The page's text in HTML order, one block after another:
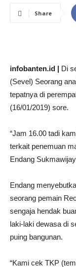
Share
infobanten.id | Di
(Sevel) Seorang
tepatnya di
(16/01/2019) sore.
“Jam 16.00 tadi
terkait penemuan
Endang
Endang
seorang pemain
sengaja hendak
laki-laki dewasa di
puing bangunan.
“Kami cek TKP